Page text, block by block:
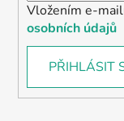
Vložením e-
osobních údajů
PŘIHLÁSIT